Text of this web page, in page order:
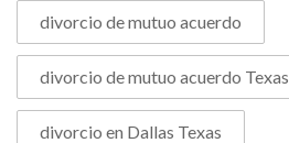
divorcio de mutuo acuerdo
divorcio de mutuo acuerdo Texas
divorcio en Dallas Texas